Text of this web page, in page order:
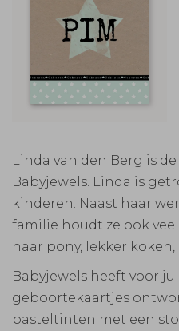
Linda van den Berg is
Babyjewels. Linda is
kinderen. Naast haar
familie houdt ze ook
haar pony, lekker koken,
Babyjewels heeft voor
geboortekaartjes
pasteltinten met een